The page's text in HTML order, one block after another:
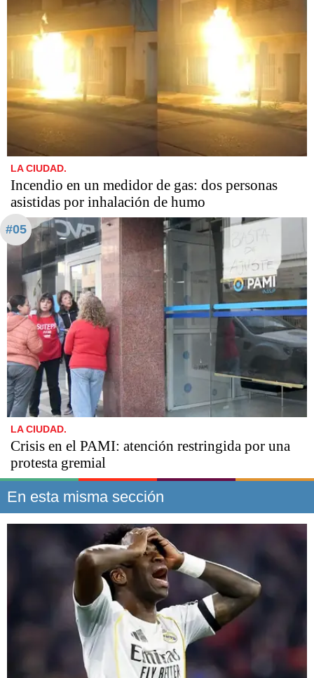
LA CIUDAD.
Incendio en un medidor de gas: dos personas
asistidas por inhalación de humo
#05
LA CIUDAD.
Crisis en el PAMI: atención restringida por una
protesta gremial
En esta misma sección